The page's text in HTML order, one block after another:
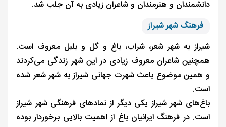
دانشمندان و هنرمندان و شاعران زیادی به آن جلب شد.
فرهنگ شهر شیراز
شیراز به شهر شعر، شراب، باغ و گل و بلبل معروف است.
همچنین شاعران معروف زیادی در این شهر زندگی می‌کردند
و همین موضوع باعث شهرت جهانی شیراز به شهر شعر شده
است.
باغ‌های شهر شیراز یکی دیگر از نمادهای فرهنگی شهر شیراز
است. در فرهنگ ایرانیان باغ از اهمیت بالایی برخوردار بوده